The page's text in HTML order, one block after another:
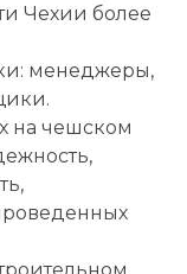
Чехии более
менеджеры,
на чешском